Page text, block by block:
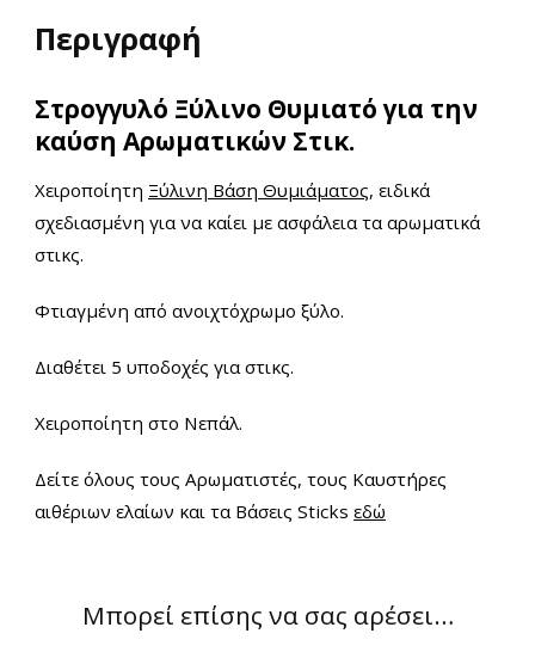
Περιγραφή
Στρογγυλό Ξύλινο Θυμιατό για την
καύση Αρωματικών Στικ.
Χειροποίητη Ξύλινη Βάση Θυμιάματος, ειδικά
σχεδιασμένη για να καίει με ασφάλεια τα αρωματικά
στικς.
Φτιαγμένη από ανοιχτόχρωμο ξύλο.
Διαθέτει 5 υποδοχές για στικς.
Χειροποίητη στο Νεπάλ.
Δείτε όλους τους Αρωματιστές, τους Καυστήρες
αιθέριων ελαίων και τα Βάσεις Sticks εδώ
Μπορεί επίσης να σας αρέσει…